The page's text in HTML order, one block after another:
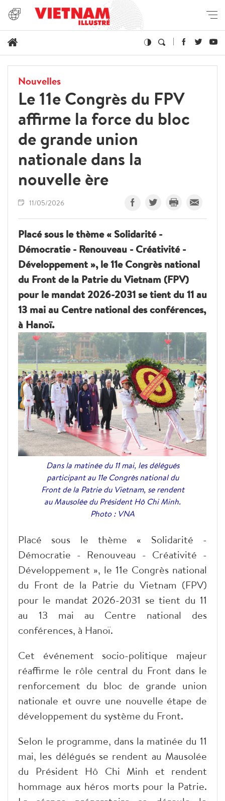
Nouvelles
Le 11e Congrès du FPV
affirme la force du bloc
de grande union
nationale dans la
nouvelle ère
11/05/2026
Placé sous le thème « Solidarité -
Démocratie - Renouveau - Créativité -
Développement », le 11e Congrès national
du Front de la Patrie du Vietnam (FPV)
pour le mandat 2026-2031 se tient du 11 au
13 mai au Centre national des conférences,
à Hanoï.
Dans la matinée du 11 mai, les délégués
participant au 11e Congrès national du
Front de la Patrie du Vietnam, se rendent
au Mausolée du Président Hô Chi Minh.
Photo : VNA
Placé sous le thème « Solidarité -
Démocratie - Renouveau - Créativité -
Développement », le 11e Congrès national
du Front de la Patrie du Vietnam (FPV)
pour le mandat 2026-2031 se tient du 11
au 13 mai au Centre national des
conférences, à Hanoï.
Cet événement socio-politique majeur
réaffirme le rôle central du Front dans le
renforcement du bloc de grande union
nationale et ouvre une nouvelle étape de
développement du système du Front.
Selon le programme, dans la matinée du 11
mai, les délégués se rendent au Mausolée
du Président Hô Chi Minh et rendent
hommage aux héros morts pour la Patrie.